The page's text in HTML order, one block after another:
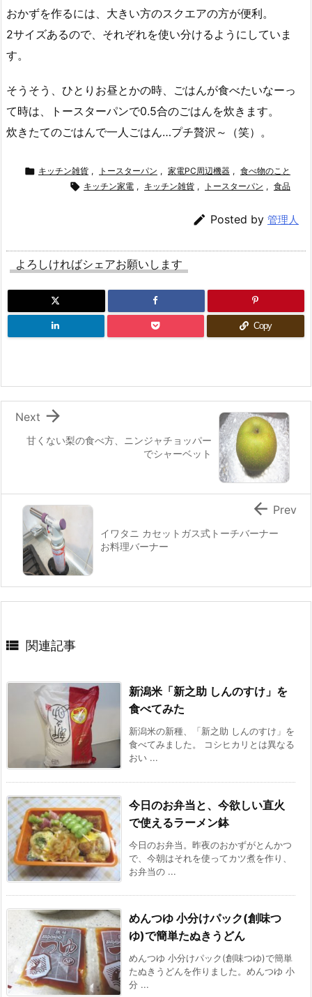
おかずを作るには、大きい方のスクエアの方が便利。
2サイズあるので、それぞれを使い分けるようにしていま
す。
そうそう、ひとりお昼とかの時、ごはんが食べたいなーっ
て時は、トースターパンで0.5合のごはんを炊きます。
炊きたてのごはんで一人ごはん…プチ贅沢～（笑）。
 キッチン雑貨 , トースターパン , 家電PC周辺機器 , 食べ物のこと
 キッチン家電 , キッチン雑貨 , トースターパン , 食品
 Posted by 管理人
よろしければシェアお願いします
Copy
甘くない梨の食べ方、ニンジャチョッパー
でシャーベット

Next
イワタニ カセットガス式トーチバーナー
お料理バーナー
 Prev
 関連記事
新潟米「新之助 しんのすけ」を
食べてみた
新潟米の新種、「新之助 しんのすけ」を
食べてみました。 コシヒカリとは異なる
おい ...
今日のお弁当と、今欲しい直火
で使えるラーメン鉢
今日のお弁当。昨夜のおかずがとんかつ
で、今朝はそれを使ってカツ煮を作り、
お弁当の ...
めんつゆ 小分けパック(創味つ
ゆ)で簡単たぬきうどん
めんつゆ 小分けパック(創味つゆ)で簡単
たぬきうどんを作りました。めんつゆ 小
分 ...